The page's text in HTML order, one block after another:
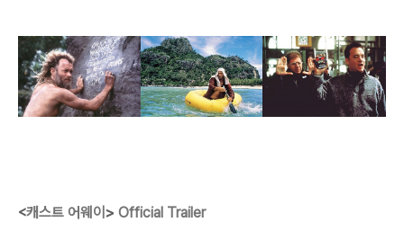
<캐스트 어웨이 > Official Trailer